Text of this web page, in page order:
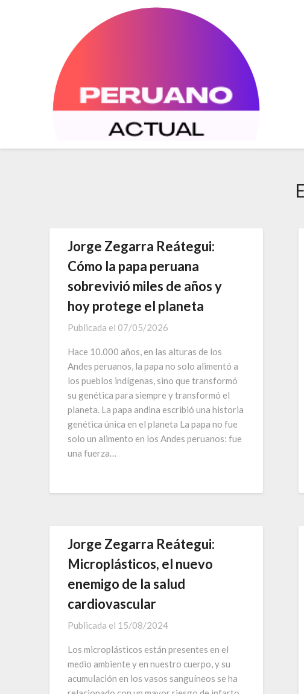
Jorge Zegarra Reátegui:
Cómo la papa peruana
sobrevivió miles de años y
hoy protege el planeta
Publicada el 07/05/2026
Hace 10.000 años, en las alturas de los
Andes peruanos, la papa no solo alimentó a
los pueblos indígenas, sino que transformó
su genética para siempre y transformó el
planeta. La papa andina escribió una historia
genética única en el planeta La papa no fue
solo un alimento en los Andes peruanos: fue
una fuerza…
Jorge Zegarra Reátegui:
Microplásticos, el nuevo
enemigo de la salud
cardiovascular
Publicada el 15/08/2024
Los microplásticos están presentes en el
medio ambiente y en nuestro cuerpo, y su
acumulación en los vasos sanguíneos se ha